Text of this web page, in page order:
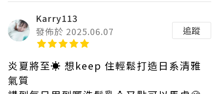
Karry113
發佈於 2025.06.07
追蹤
炎夏將至☀️ 想keep 住輕鬆打造日系清雅
氣質